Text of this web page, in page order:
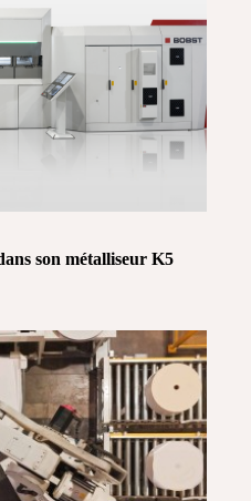
son métalliseur K5